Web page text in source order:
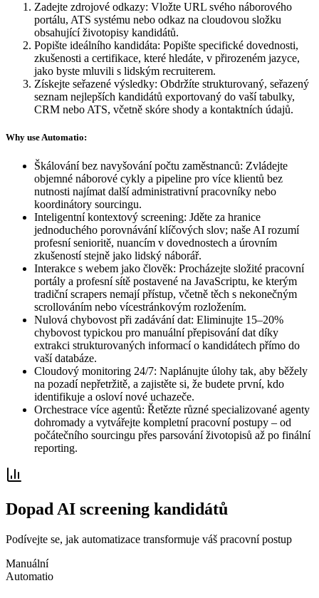
Zadejte zdrojové odkazy: Vložte URL svého náborového
portálu, ATS systému nebo odkaz na cloudovou složku
obsahující životopisy kandidátů.
Popište ideálního kandidáta: Popište specifické dovednosti,
zkušenosti a certifikace, které hledáte, v přirozeném jazyce,
jako byste mluvili s lidským recruiterem.
Získejte seřazené výsledky: Obdržíte strukturovaný, seřazený
seznam nejlepších kandidátů exportovaný do vaší tabulky,
CRM nebo ATS, včetně skóre shody a kontaktních údajů.
Why use Automatio:
Škálování bez navyšování počtu zaměstnanců: Zvládejte
objemné náborové cykly a pipeline pro více klientů bez
nutnosti najímat další administrativní pracovníky nebo
koordinátory sourcingu.
Inteligentní kontextový screening: Jděte za hranice
jednoduchého porovnávání klíčových slov; naše AI rozumí
profesní senioritě, nuancím v dovednostech a úrovním
zkušeností stejně jako lidský náborář.
Interakce s webem jako člověk: Procházejte složité pracovní
portály a profesní sítě postavené na JavaScriptu, ke kterým
tradiční scrapers nemají přístup, včetně těch s nekonečným
scrollováním nebo vícestránkovým rozložením.
Nulová chybovost při zadávání dat: Eliminujte 15–20%
chybovost typickou pro manuální přepisování dat díky
extrakci strukturovaných informací o kandidátech přímo do
vaší databáze.
Cloudový monitoring 24/7: Naplánujte úlohy tak, aby běžely
na pozadí nepřetržitě, a zajistěte si, že budete první, kdo
identifikuje a osloví nové uchazeče.
Orchestrace více agentů: Řetězte různé specializované agenty
dohromady a vytvářejte kompletní pracovní postupy – od
počátečního sourcingu přes parsování životopisů až po finální
reporting.
Dopad AI screening kandidátů
Podívejte se, jak automatizace transformuje váš pracovní postup
Manuální
Automatio